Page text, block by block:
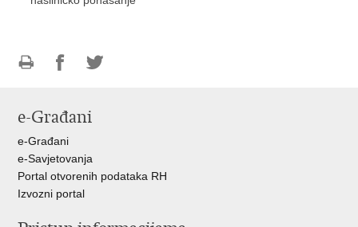
FacebookuTwitteru
e-Građani
e-Građani
e-Savjetovanja
Portal otvorenih podataka RH
Izvozni portal